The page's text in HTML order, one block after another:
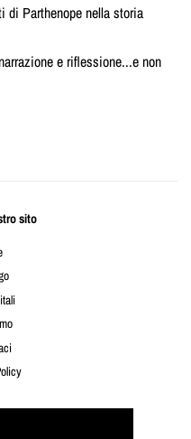
di Parthenope nella storia
e riflessione...e non
sito